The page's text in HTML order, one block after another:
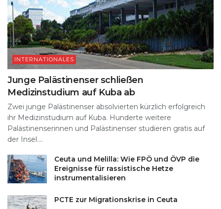
INTERNATIONALES
Junge Palästinenser schließen
Medizinstudium auf Kuba ab
Zwei junge Palästinenser absolvierten kürzlich erfolgreich
ihr Medizinstudium auf Kuba. Hunderte weitere
Palästinenserinnen und Palästinenser studieren gratis auf
der Insel....
Ceuta und Melilla: Wie FPÖ und ÖVP die
Ereignisse für rassistische Hetze
instrumentalisieren
PCTE zur Migrationskrise in Ceuta